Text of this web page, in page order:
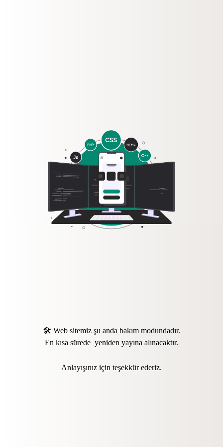
🛠️ Web sitemiz şu anda bakım modundadır.
En kısa sürede yeniden yayına alınacaktır.
Anlayışınız için teşekkür ederiz.